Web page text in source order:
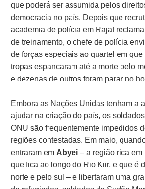
que poderá ser assumida pelos
democracia no país. Depois que
academia de polícia em Rajaf
de treinamento, o chefe de polícia
de forças especiais ao quartel em
tropas espancaram até a morte pelo
e dezenas de outros foram parar no
Embora as Nações Unidas tenham a
ajudar na criação do país, os
ONU são frequentemente impedidos
regiões contestadas. Em maio,
entraram em Abyei– a região rica em
que fica ao longo do Rio Kiir, e que é
norte e pelo sul – e libertaram uma